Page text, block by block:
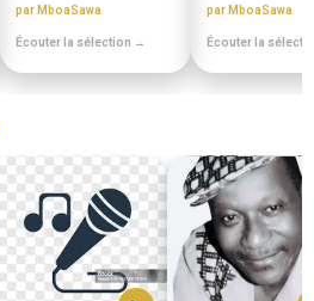
par MboaSawa
Écouter la sélection →
par MboaSawa
Écouter la